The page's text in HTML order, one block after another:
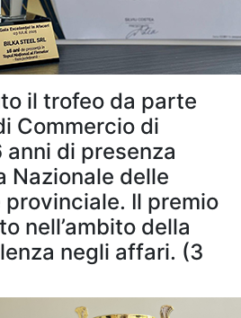
il trofeo da parte
Commercio di
anni di presenza
Nazionale delle
provinciale. Il premio
nell’ambito della
negli affari. (3